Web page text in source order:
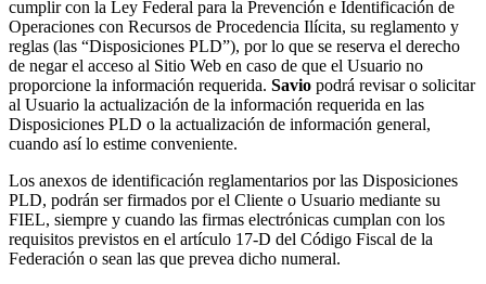
cumplir con la Ley Federal para la Prevención e Identificación de
Operaciones con Recursos de Procedencia Ilícita, su reglamento y
reglas (las “Disposiciones PLD”), por lo que se reserva el derecho
de negar el acceso al Sitio Web en caso de que el Usuario no
proporcione la información requerida. Savio podrá revisar o solicitar
al Usuario la actualización de la información requerida en las
Disposiciones PLD o la actualización de información general,
cuando así lo estime conveniente.
Los anexos de identificación reglamentarios por las Disposiciones
PLD, podrán ser firmados por el Cliente o Usuario mediante su
FIEL, siempre y cuando las firmas electrónicas cumplan con los
requisitos previstos en el artículo 17-D del Código Fiscal de la
Federación o sean las que prevea dicho numeral.